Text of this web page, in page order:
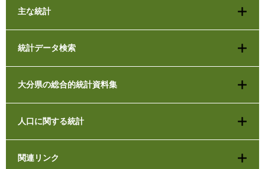
主な統計
統計データ検索
大分県の総合的統計資料集
人口に関する統計
関連リンク